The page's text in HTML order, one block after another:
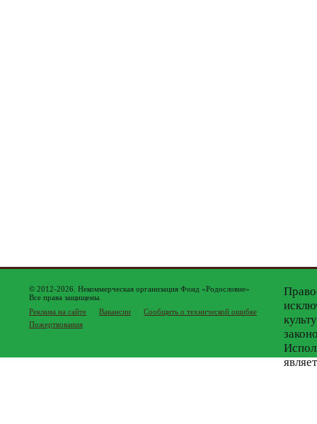
© 2012-2026. Некоммерческая организация Фонд «Родословие»
Все права защищены.
Реклама на сайте
Вакансии
Сообщить о технической ошибке
Пожертвования